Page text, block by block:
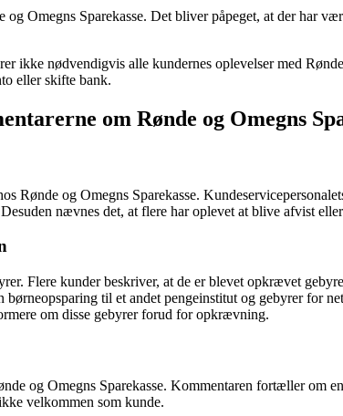
Omegns Sparekasse. Det bliver påpeget, at der har
ikke nødvendigvis alle kundernes oplevelser med
eller skifte bank.
om Rønde og Omegns
Rønde og Omegns Sparekasse.
nævnes det, at flere har oplevet at blive afvist
Flere kunder beskriver, at de er blevet opkrævet
til et andet pengeinstitut og gebyrer for
om disse gebyrer forud for opkrævning.
og Omegns Sparekasse. Kommentaren fortæller om
velkommen som kunde.